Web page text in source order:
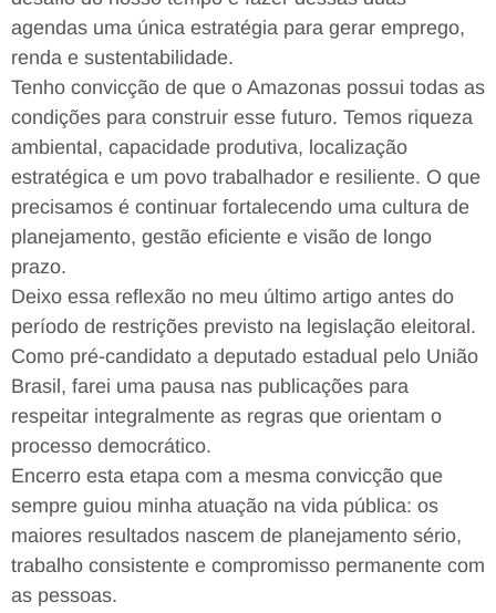
agendas uma única estratégia para gerar emprego,
renda e sustentabilidade.
Tenho convicção de que o Amazonas possui todas as
condições para construir esse futuro. Temos riqueza
ambiental, capacidade produtiva, localização
estratégica e um povo trabalhador e resiliente. O que
precisamos é continuar fortalecendo uma cultura de
planejamento, gestão eficiente e visão de longo
prazo.
Deixo essa reflexão no meu último artigo antes do
período de restrições previsto na legislação eleitoral.
Como pré-candidato a deputado estadual pelo União
Brasil, farei uma pausa nas publicações para
respeitar integralmente as regras que orientam o
processo democrático.
Encerro esta etapa com a mesma convicção que
sempre guiou minha atuação na vida pública: os
maiores resultados nascem de planejamento sério,
trabalho consistente e compromisso permanente com
as pessoas.